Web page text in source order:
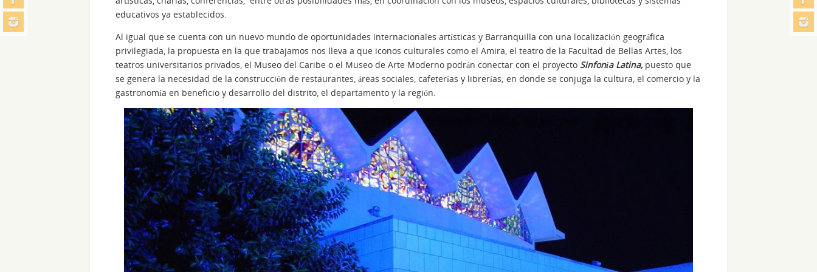
educativos ya establecidos.
Al igual que se cuenta con un nuevo mundo de oportunidades internacionales artísticas y Barranquilla con una localización geográfica
privilegiada, la propuesta en la que trabajamos nos lleva a que iconos culturales como el Amira, el teatro de la Facultad de Bellas Artes, los
teatros universitarios privados, el Museo del Caribe o el Museo de Arte Moderno podrán conectar con el proyecto Sinfonía Latina,puesto que
se genera la necesidad de la construcción de restaurantes, áreas sociales, cafeterías y librerías; en donde se conjuga la cultura, el comercio y la
gastronomía en beneficio y desarrollo del distrito, el departamento y la región.